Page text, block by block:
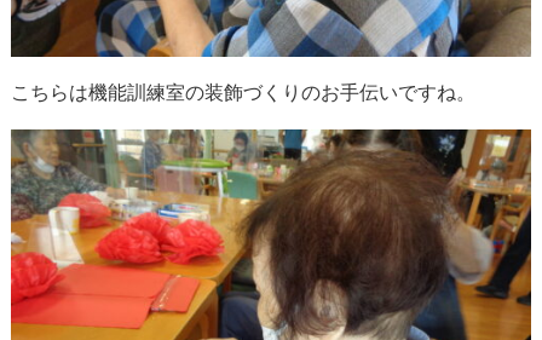
こちらは機能訓練室の装飾づくりのお手伝いですね。